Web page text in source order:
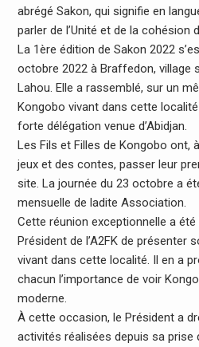
abrégé Sakon, qui signifie en
parler de l’Unité et de la cohésion
La 1ère édition de Sakon 2022
octobre 2022 à Braffedon, village
Lahou. Elle a rassemblé, sur un
Kongobo vivant dans cette
forte délégation venue d’Abidjan.
Les Fils et Filles de Kongobo ont,
jeux et des contes, passer leur
site. La journée du 23 octobre a
mensuelle de ladite Association.
Cette réunion exceptionnelle a été
Président de l’A2FK de présenter
vivant dans cette localité. Il en a
chacun l’importance de voir
moderne.
À cette occasion, le Président a
activités réalisées depuis sa prise